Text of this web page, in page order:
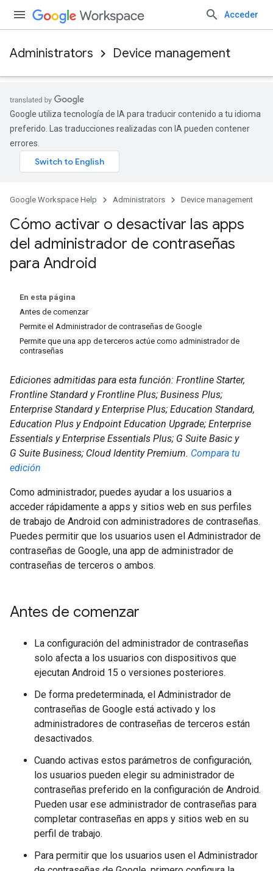
Acceder
Administrators Device management
Google utiliza tecnología de IA para traducir contenido a tu idioma
preferido. Las traducciones realizadas con IA pueden contener
errores.
Google Workspace Help Administrators Device management
Cómo activar o desactivar las apps
del administrador de contraseñas
para Android
En esta página
Antes de comenzar
Permite el Administrador de contraseñas de Google
Permite que una app de terceros actúe como administrador de
contraseñas
Ediciones admitidas para esta función: Frontline Starter,
Frontline Standard y Frontline Plus; Business Plus;
Enterprise Standard y Enterprise Plus; Education Standard,
Education Plus y Endpoint Education Upgrade; Enterprise
Essentials y Enterprise Essentials Plus; G Suite Basic y
G Suite Business; Cloud Identity Premium. Compara tu
edición
Como administrador, puedes ayudar a los usuarios a
acceder rápidamente a apps y sitios web en sus perfiles
de trabajo de Android con administradores de contraseñas.
Puedes permitir que los usuarios usen el Administrador de
contraseñas de Google, una app de administrador de
contraseñas de terceros o ambos.
Antes de comenzar
La configuración del administrador de contraseñas
solo afecta a los usuarios con dispositivos que
ejecutan Android 15 o versiones posteriores.
De forma predeterminada, el Administrador de
contraseñas de Google está activado y los
administradores de contraseñas de terceros están
desactivados.
Cuando activas estos parámetros de configuración,
los usuarios pueden elegir su administrador de
contraseñas preferido en la configuración de Android.
Pueden usar ese administrador de contraseñas para
completar contraseñas en apps y sitios web en su
perfil de trabajo.
Para permitir que los usuarios usen el Administrador